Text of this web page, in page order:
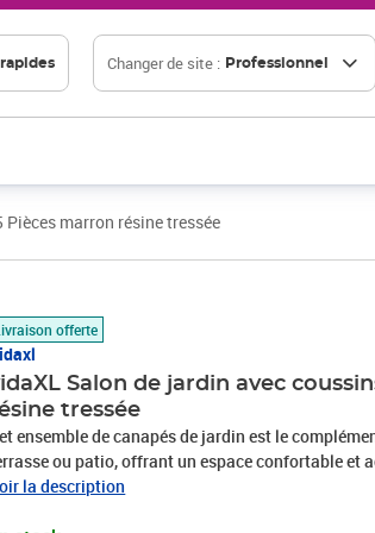
Changer de site : Professionnel
marron résine tressée
offerte
Salon de jardin avec
tressée
ensemble de canapés de jardin est le
ou patio, offrant un espace confortable et
et les amis ou simplement se détendre et
la description
298,47€